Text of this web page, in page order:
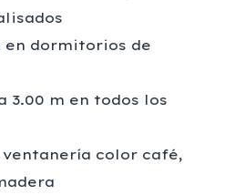
en dormitorios de
3.00 m en todos los
ventanería color café,